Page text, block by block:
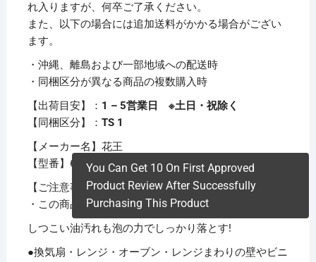
れ入りますが、何卒ご了承ください。
また、以下の場合には追加送料がかかる場合がござい
ます。
・沖縄、離島および一部地域への配送時
・同梱区分が異なる商品の複数購入時
【出荷目安】： 1 – 5営業日 ※土日・祝除く
【同梱区分】： TS 1
【メーカー名】花王
【型番】606721
【ご注意事項】
・この商品は下記内容×10セットでお届けします。
しつこい油汚れも泡の力でしっかり落とす!
●換気扇・レンジ・オーブン・レンジまわりの壁やビニ
You Can Get 10 On First Approved
Product Review After Successfully
Purchasing This Product